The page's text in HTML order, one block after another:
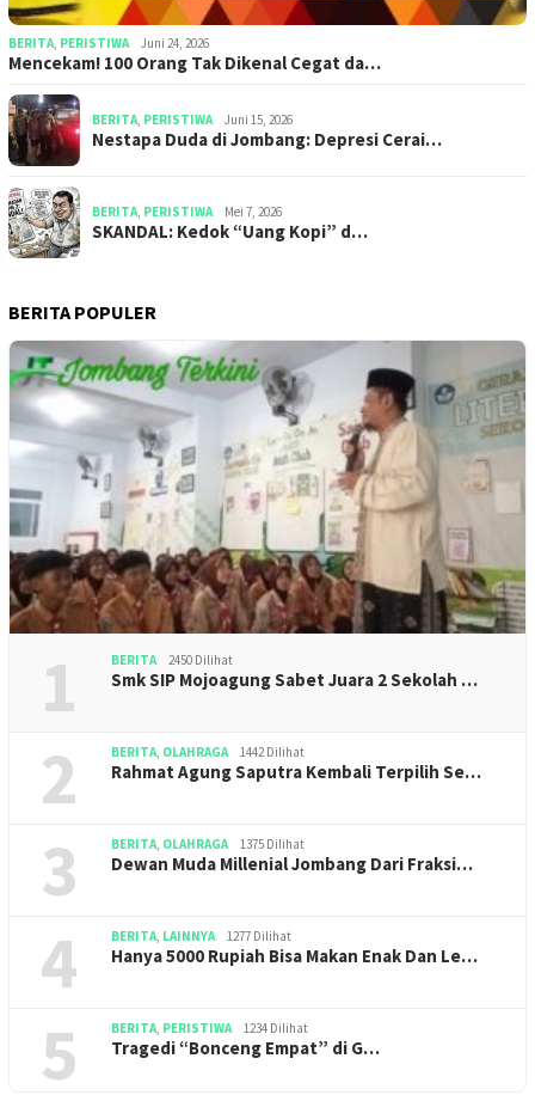
BERITA PERISTIWA Juni 24, 2026
Mencekam! 100 Orang Tak Dikenal Cegat da…
BERITA PERISTIWA Juni 15, 2026
​​Nestapa Duda di Jombang: Depresi Cerai…
BERITA PERISTIWA Mei 7, 2026
SKANDAL: Kedok “Uang Kopi” d…
BERITA POPULER
1 BERITA 2450 Dilihat
Smk SIP Mojoagung Sabet Juara 2 Sekolah …
2 BERITA, OLAHRAGA 1442 Dilihat
Rahmat Agung Saputra Kembali Terpilih Se…
3 BERITA, OLAHRAGA 1375 Dilihat
Dewan Muda Millenial Jombang Dari Fraksi…
4 BERITA, LAINNYA 1277 Dilihat
Hanya 5000 Rupiah Bisa Makan Enak Dan Le…
5 BERITA, PERISTIWA 1234 Dilihat
Tragedi “Bonceng Empat” di G…